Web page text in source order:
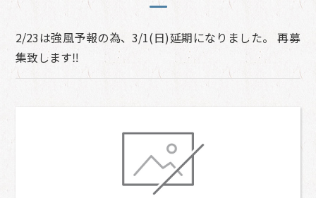
2/23は強風予報の為、3/1(日)延期になりました。 再募
集致します‼️